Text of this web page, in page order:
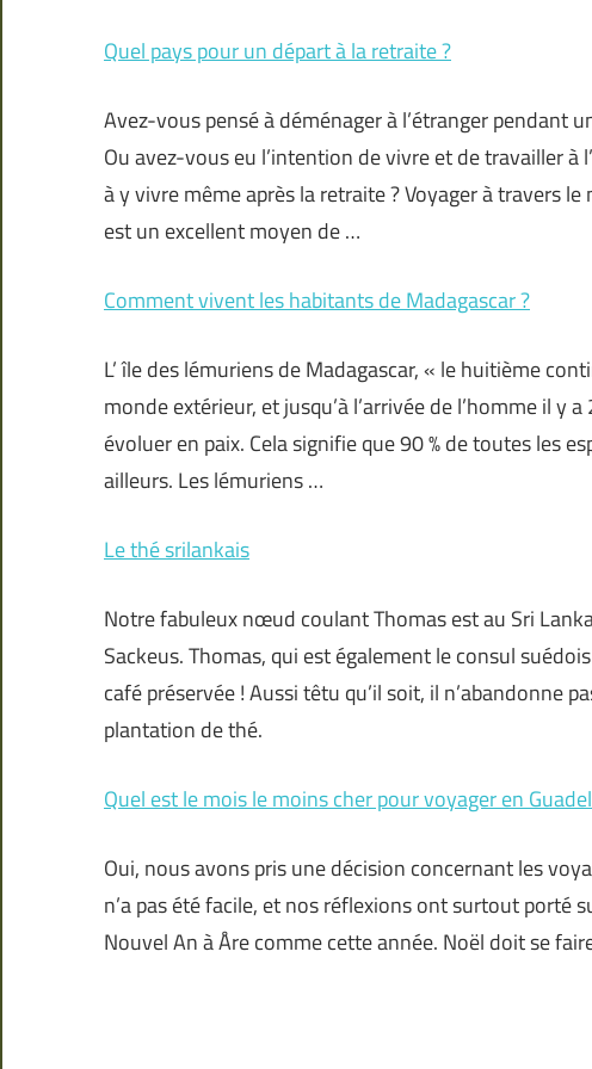
Quel pays pour un départ à la retraite ?
Avez-vous pensé à déménager à l’étranger pendant
Ou avez-vous eu l’intention de vivre et de travailler à
à y vivre même après la retraite ? Voyager à travers
est un excellent moyen de …
Comment vivent les habitants de Madagascar ?
L’ île des lémuriens de Madagascar, « le huitième
monde extérieur, et jusqu’à l’arrivée de l’homme il y
évoluer en paix. Cela signifie que 90 % de toutes les
ailleurs. Les lémuriens …
Le thé srilankais
Notre fabuleux nœud coulant Thomas est au Sri
Sackeus. Thomas, qui est également le consul
café préservée ! Aussi têtu qu’il soit, il n’abandonne
plantation de thé.
Quel est le mois le moins cher pour voyager en
Oui, nous avons pris une décision concernant les
n’a pas été facile, et nos réflexions ont surtout porté
Nouvel An à Åre comme cette année. Noël doit se